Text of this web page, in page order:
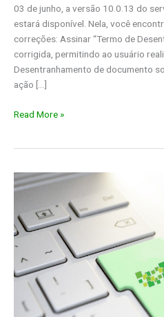
03 de junho, a versão 10.0.13 do
estará disponível. Nela, você
correções: Assinar “Termo de
corrigida, permitindo ao usuário
Desentranhamento de documento
ação […]
Versão
Documentos
Digitais
Read More »